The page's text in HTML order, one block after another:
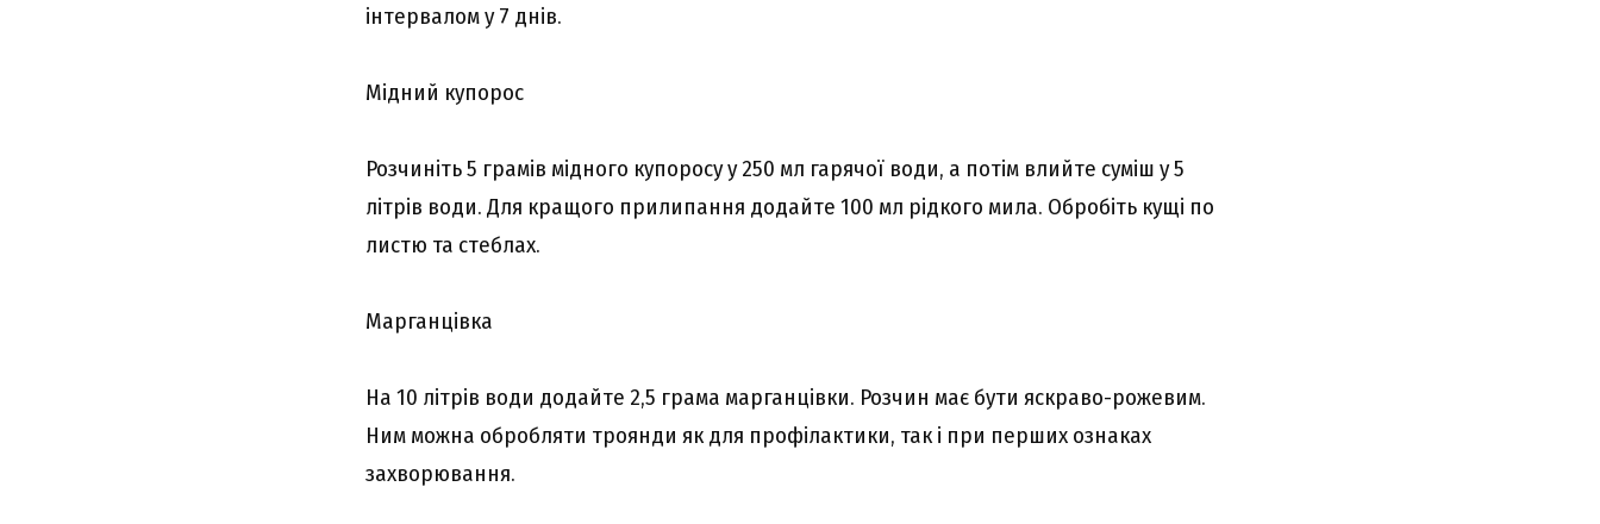
інтервалом у 7 днів.
Мідний купорос
Розчиніть 5 грамів мідного купоросу у 250 мл гарячої води, а потім влийте суміш у 5
літрів води. Для кращого прилипання додайте 100 мл рідкого мила. Обробіть кущі по
листю та стеблах.
Марганцівка
На 10 літрів води додайте 2,5 грама марганцівки. Розчин має бути яскраво-рожевим.
Ним можна обробляти троянди як для профілактики, так і при перших ознаках
захворювання.